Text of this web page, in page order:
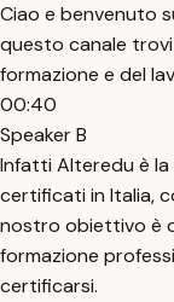
Ciao e benvenuto
questo canale
formazione e del
00:40
Speaker B
Infatti Alteredu è
certificati in Italia,
nostro obiettivo è
formazione
certificarsi.